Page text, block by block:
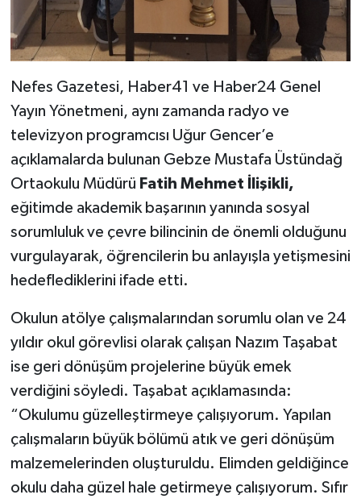
Nefes Gazetesi, Haber41 ve Haber24 Genel
Yayın Yönetmeni, aynı zamanda radyo ve
televizyon programcısı Uğur Gencer’e
açıklamalarda bulunan Gebze Mustafa Üstündağ
Ortaokulu Müdürü Fatih Mehmet İlişikli,
eğitimde akademik başarının yanında sosyal
sorumluluk ve çevre bilincinin de önemli olduğunu
vurgulayarak, öğrencilerin bu anlayışla yetişmesini
hedeflediklerini ifade etti.
Okulun atölye çalışmalarından sorumlu olan ve 24
yıldır okul görevlisi olarak çalışan Nazım Taşabat
ise geri dönüşüm projelerine büyük emek
verdiğini söyledi. Taşabat açıklamasında:
“Okulumu güzelleştirmeye çalışıyorum. Yapılan
çalışmaların büyük bölümü atık ve geri dönüşüm
malzemelerinden oluşturuldu. Elimden geldiğince
okulu daha güzel hale getirmeye çalışıyorum. Sıfır